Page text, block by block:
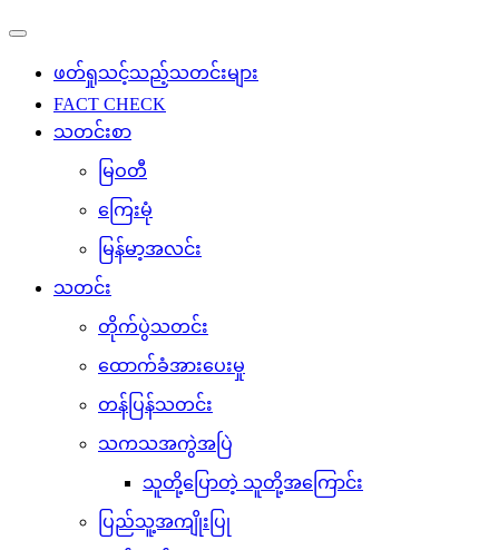
ဖတ်ရှုသင့်သည့်သတင်းများ
FACT CHECK
သတင်းစာ
မြဝတီ
ကြေးမုံ
မြန်မာ့အလင်း
သတင်း
တိုက်ပွဲသတင်း
ထောက်ခံအားပေးမှု
တန်ပြန်သတင်း
သကသအကွဲအပြဲ
သူတို့ပြောတဲ့ သူတို့အကြောင်း
ပြည်သူ့အကျိုးပြု